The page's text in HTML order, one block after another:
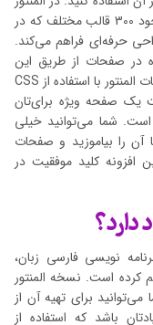
پرو می‌توان بیش از 90 ابزارک را تجربه کرد. وجود 300 قالب مختلف که در
حرفه‌ای فراهم می‌کند.
در صفحات از طریق این
افزونه حرفه‌ای ممکن است. یادتان باشد که جزییات المنتور با استفاده از CSS
یک صفحه ویژه برای‌تان
است. شما می‌توانید خیلی
آن را بیاموزید و صفحات
افزونه کلید موفقیت در
نویسی فارسی زبان،
کرده است. نسخه المنتور
برای تهیه آن از
باشد که استفاده از